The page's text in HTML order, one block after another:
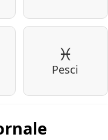
♓
Pesci